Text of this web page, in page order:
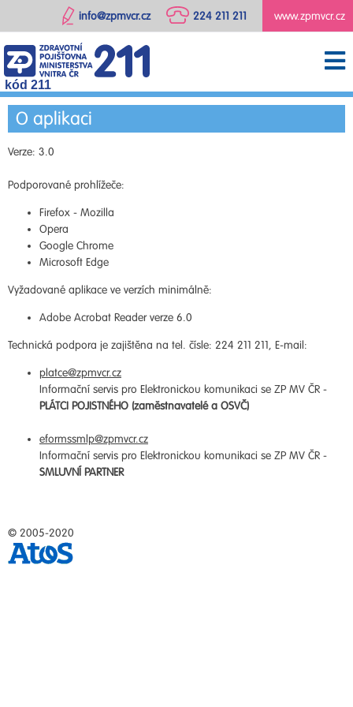
www.zpmvcr.cz
224 211 211
info@zpmvcr.cz
kód 211
O aplikaci
Verze: 3.0
Podporované prohlížeče:
Firefox - Mozilla
Opera
Google Chrome
Microsoft Edge
Vyžadované aplikace ve verzích minimálně:
Adobe Acrobat Reader verze 6.0
Technická podpora je zajištěna na tel. čísle: 224 211 211, E-mail:
platce@zpmvcr.cz
Informační servis pro Elektronickou komunikaci se ZP MV ČR -
PLÁTCI POJISTNÉHO (zaměstnavatelé a OSVČ)
eformssmlp@zpmvcr.cz
Informační servis pro Elektronickou komunikaci se ZP MV ČR -
SMLUVNÍ PARTNER
© 2005-2020